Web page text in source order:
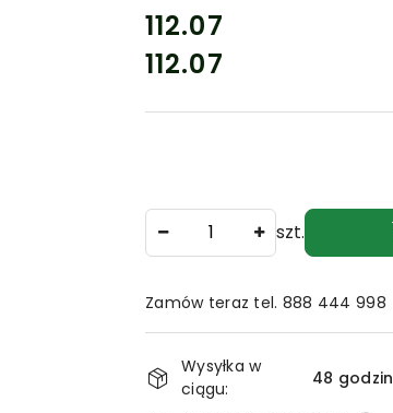
cena:
112.07
Cena:
112.07
szt.
Zamów teraz tel. 888 444 998
Dostępność
i
Wysyłka w
ciągu:
48 godzin